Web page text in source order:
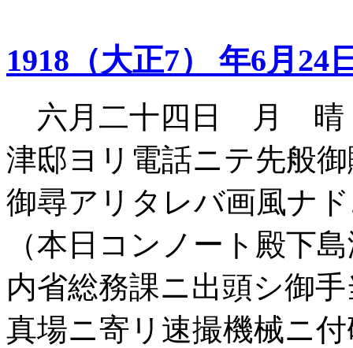
1918（大正7） 年6月24
六月二十四日 月 晴
津邸ヨリ電話ニテ先般
御尋アリタレバ画風ナ
（本日コンノート殿下
内省総務課ニ出頭シ御
真場ニ寄リ速撮機械ニ